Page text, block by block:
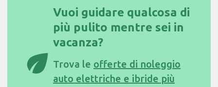
eco
Vuoi guidare qualcosa di
più pulito mentre sei in
vacanza?
Trova le offerte di noleggio
auto elettriche e ibride più